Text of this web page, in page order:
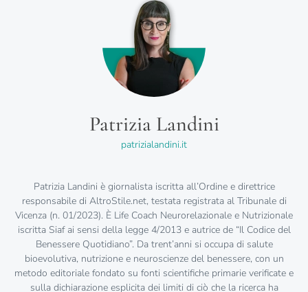
Patrizia Landini
patrizialandini.it
Patrizia Landini è giornalista iscritta all’Ordine e direttrice
responsabile di AltroStile.net, testata registrata al Tribunale di
Vicenza (n. 01/2023). È Life Coach Neurorelazionale e Nutrizionale
iscritta Siaf ai sensi della legge 4/2013 e autrice de “Il Codice del
Benessere Quotidiano”. Da trent’anni si occupa di salute
bioevolutiva, nutrizione e neuroscienze del benessere, con un
metodo editoriale fondato su fonti scientifiche primarie verificate e
sulla dichiarazione esplicita dei limiti di ciò che la ricerca ha